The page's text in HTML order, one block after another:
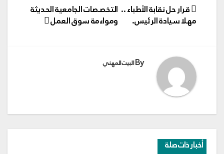
تصفّح
المقالات
التخصصات الجامعية الحديثة
ومواءمة سوق العمل
قرار حل نقابة الأطباء ..
مهلا سيادة الرئيس.
Byالبيت المهني
أخبار ذات صلة